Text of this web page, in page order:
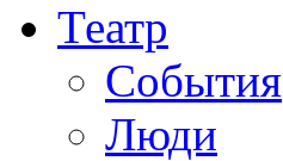
Театр
События
Люди